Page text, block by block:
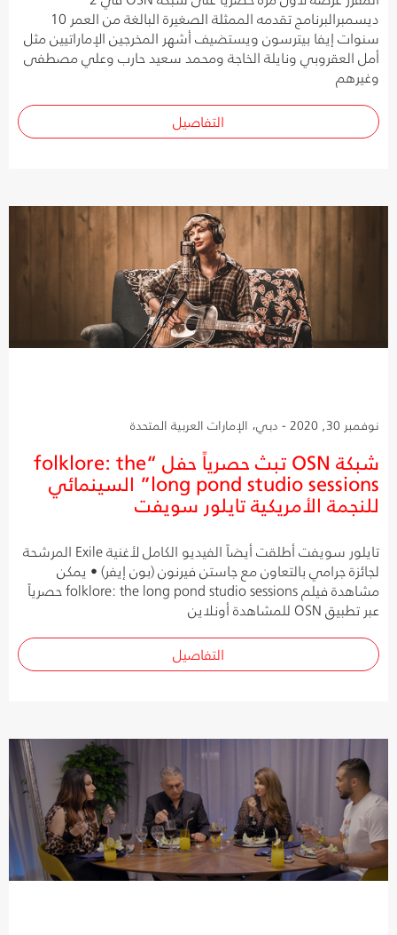
ديسمبرالبرنامج تقدمه الممثلة الصغيرة البالغة من العمر 10
سنوات إيفا بيترسون ويستضيف أشهر المخرجين الإماراتيين مثل
أمل العقروبي ونايلة الخاجة ومحمد سعيد حارب وعلي مصطفى
وغيرهم
التفاصيل
نوفمبر 30, 2020 - دبي، الإمارات العربية المتحدة
شبكة OSN تبث حصرياً حفل “folklore: the
long pond studio sessions” السينمائي
للنجمة الأمريكية تايلور سويفت
تايلور سويفت أطلقت أيضاً الفيديو الكامل لأغنية Exile المرشحة
لجائزة جرامي بالتعاون مع جاستن فيرنون (بون إيفر) • يمكن
مشاهدة فيلم folklore: the long pond studio sessions حصرياً
عبر تطبيق OSN للمشاهدة أونلاين
التفاصيل